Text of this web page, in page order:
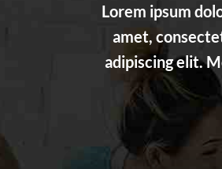
Lorem ipsum
amet,
adipiscing elit.